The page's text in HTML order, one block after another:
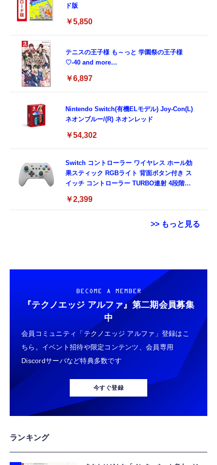
ド版
￥5,850
テニスの王子様 も～っと 学園祭の王子様
♡-40 and more…
￥6,897
Nintendo Switch(有機ELモデル) Joy-Con(L)
ネオンブルー/(R) ネオンレッド
￥54,302
Switch コントローラー ワイヤレス ホール効
果スティック RGBライト 背面ボタン付き ス
イッチ コントローラー TURBO連射 4段階振
リー Switch/Switch2/PC/Android/IOSに対応
￥2,399
>> もっと見る
Z2E24G1T 7インチ ガラスフィルム ROG
Xbox Ally/ROG Xbox Ally X RC73XA-
Z2E24G1T 7インチ 対応 保護フィルム 高透過
率 高感度タッチ 硬度9H 指紋防止 Greerass
気泡防止 撥水撥油 耐衝撃 貼り付け簡単 液晶
保護 超薄飛散防止
￥749
JSAUX ROG Xbox Ally/X 2025用 キャリング
ケース 二層式 ハードシェル保護ケース アク
セサリー収納-BG0136
￥4,999
【整備済み品】 Valve Steam Deck バルブ ス
チームデック LCD 256GB ゲーミングPC 7イ
ンチ 60Hz SteamOS搭載 専用64GBマイクロ
SDカード付属 OS再インストール済み
￥3,600
ドラゴンクエストX 時空の迷い子たち オンラ
イン【Amazon.co.jp限定】お役立ちアイテム
セット 配信 |ダウンロード版
￥4,950
【Amazon.co.jp限定】 Logicool G ハンコン
G923 グランツーリスモ7 Forza Horizon 6
G923d
エレコム ヘッドセット USB 有線 マイク付き
ヘッドホン 軽量 長時間 ウェブ会議 テレワー
ク 【LINE Skype windows オンラインゲー
ムに対応】 1.8m シルバー HS-FBE01USV
￥1,320
エレコム 有線ヘッドセット USB マイク付き
インナーイヤー カナル型 両耳 ブラック
ECHS-EP21SUBK
￥1,560
き ヘッドホン 長時間 ウェブ会議 テレワーク
ブラック HS-HP06STBK
BECOME A MEMBER
『テクノエッジ アルファ』 第二期会員募集
中
会員コミュニティ「テクノエッジ アルファ」登録はこ
ちら。イベント招待や限定コンテンツ、会員専用
Discordサーバなど特典多数です
今すぐ登録
ランキング